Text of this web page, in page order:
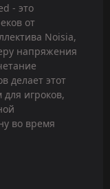
- это
от
Noisia,
напряжения
делает этот
игроков,
во время